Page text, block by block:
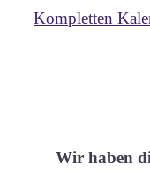
Kompletten
Wir haben